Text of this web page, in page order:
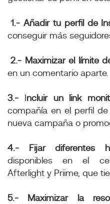
1.- Añadir tu perfil de
conseguir más
2.- Maximizar el límite
en un comentario aparte.
3.- Incluir un link
compañía en el perfil
nueva campaña o
4.- Fijar diferentes
disponibles en el
Afterlight y Priime, que
5.- Maximizar la